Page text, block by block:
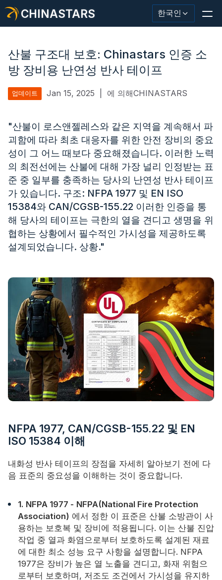
CHINASTARS 한국인
안전복
어둠 속에서 빛나는 소재
산업용 세척 트림
CHINASTARS 정보
새로운 제품
자격증
비디오
연락하다
산불 구조대 보호: Chinastars 인증 소
방 장비용 난연성 반사 테이프
업데이트 Jan 15, 2025 에 의해CHINASTARS
"산불이 로스앤젤레스와 같은 지역을 계속해서 파
괴함에 따라 최초 대응자를 위한 안전 장비의 중요
성이 그 어느 때보다 중요해졌습니다. 이러한 노력
의 최전선에는 산불에 대해 가장 널리 인정받는 표
준 중 일부를 충족하는 당사의 난연성 반사 테이프
가 있습니다. 구조: NFPA 1977 및 EN ISO
15384와 CAN/CGSB-155.22 이러한 인증을 통
해 당사의 테이프는 극한의 열을 견디고 생명을 위
협하는 상황에서 필수적인 가시성을 제공하도록
설계되었습니다. 상황."
NFPA 1977, CAN/CGSB-155.22 및 EN
ISO 15384 이해
내화성 반사 테이프의 장점을 자세히 알아보기 전에 다
음 표준의 중요성을 이해하는 것이 중요합니다.
1. NFPA 1977 - NFPA(National Fire Protection
Association) 에서 정한 이 표준은 산불 소방관이 사
용하는 보호복 및 장비에 적용됩니다. 이는 산불 진압
작업 중 열과 화염으로부터 보호하도록 설계된 재료
에 대한 최소 성능 요구 사항을 설명합니다. NFPA
1977은 장비가 높은 열 노출을 견디고, 화재 위험으
로부터 보호하며, 저조도 조건에서 가시성을 유지하